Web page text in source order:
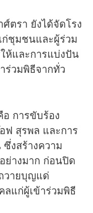
ตรา ยังได้จัดโรง
ชุมชนและผู้ร่วม
ห้และการแบ่งปัน
ร่วมพิธีจากทั่ว
การขับร้อง
ฟ สุรพล และการ
งสร้างความ
ย่างมาก ก่อนปิด
วายบุญแด่
แก่ผู้เข้าร่วมพิธี